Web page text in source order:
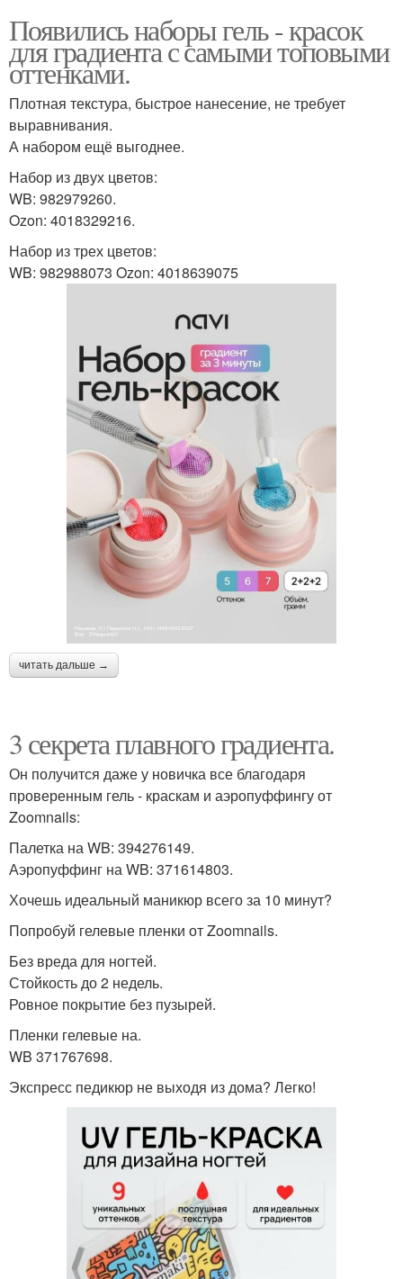
Появились наборы гель - красок
для градиента с самыми топовыми
оттенками.
Плотная текстура, быстрое нанесение, не требует
выравнивания.
А набором ещё выгоднее.
Набор из двух цветов:
WB: 982979260.
Ozon: 4018329216.
Набор из трех цветов:
WB: 982988073 Ozon: 4018639075
читать дальше →
3 секрета плавного градиента.
Он получится даже у новичка все благодаря
проверенным гель - краскам и аэропуффингу от
Zoomnails:
Палетка на WB: 394276149.
Аэропуффинг на WB: 371614803.
Хочешь идеальный маникюр всего за 10 минут?
Попробуй гелевые пленки от Zoomnails.
Без вреда для ногтей.
Стойкость до 2 недель.
Ровное покрытие без пузырей.
Пленки гелевые на.
WB 371767698.
Экспресс педикюр не выходя из дома? Легко!